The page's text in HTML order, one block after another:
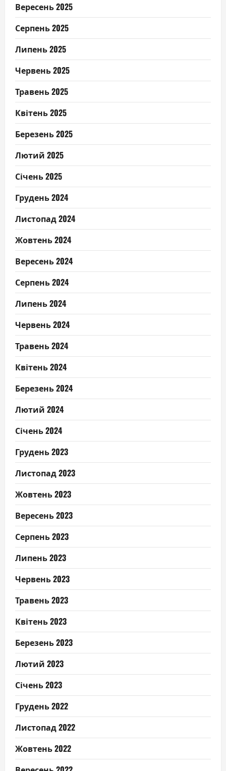
Вересень 2025
Серпень 2025
Липень 2025
Червень 2025
Травень 2025
Квітень 2025
Березень 2025
Лютий 2025
Січень 2025
Грудень 2024
Листопад 2024
Жовтень 2024
Вересень 2024
Серпень 2024
Липень 2024
Червень 2024
Травень 2024
Квітень 2024
Березень 2024
Лютий 2024
Січень 2024
Грудень 2023
Листопад 2023
Жовтень 2023
Вересень 2023
Серпень 2023
Липень 2023
Червень 2023
Травень 2023
Квітень 2023
Березень 2023
Лютий 2023
Січень 2023
Грудень 2022
Листопад 2022
Жовтень 2022